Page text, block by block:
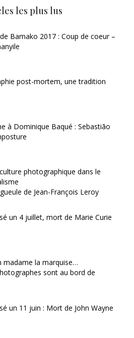
les plus lus
Bamako 2017 : Coup de coeur –
post-mortem, une tradition
à Dominique Baqué : Sebastião
photographique dans le
de Jean-François Leroy
un 4 juillet, mort de Marie Curie
madame la marquise…
sont au bord de
un 11 juin : Mort de John Wayne